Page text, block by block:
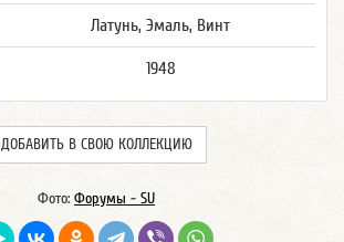
Латунь, Эмаль, Винт
1948
ДОБАВИТЬ В СВОЮ КОЛЛЕКЦИЮ
Фото: Форумы - SU